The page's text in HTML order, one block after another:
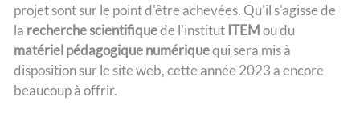
projet sont sur le point d'être achevées. Qu'il s'agisse de
la recherche scientifiquede l'institut ITEMou du
matériel pédagogique numériquequi sera mis à
disposition sur le site web, cette année 2023 a encore
beaucoup à offrir.